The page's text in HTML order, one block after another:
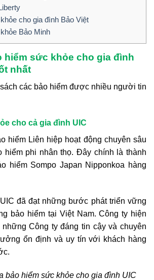
cho gia đình Bảo Việt
Bảo Minh
hiểm sức khỏe cho gia đình
nhất
các bảo hiểm được nhiều người tin
cho cả gia đình UIC
hiểm Liên hiệp hoạt động chuyên sâu
hiểm phi nhân thọ. Đây chính là thành
hiểm Sompo Japan Nipponkoa hàng
đã đạt những bước phát triển vững
bảo hiểm tại Việt Nam. Công ty hiện
Công ty đáng tin cậy và chuyên
ổn định và uy tín với khách hàng
bảo hiểm sức khỏe cho gia đình UIC